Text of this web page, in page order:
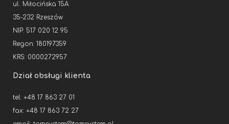
ul. Miłocińska 15A
35-232 Rzeszów
NIP: 517 020 12 95
Regon: 180197359
KRS: 0000272957
Dział obsługi klienta
tel: +48 17 863 27 01
fax: +48 17 863 72 27